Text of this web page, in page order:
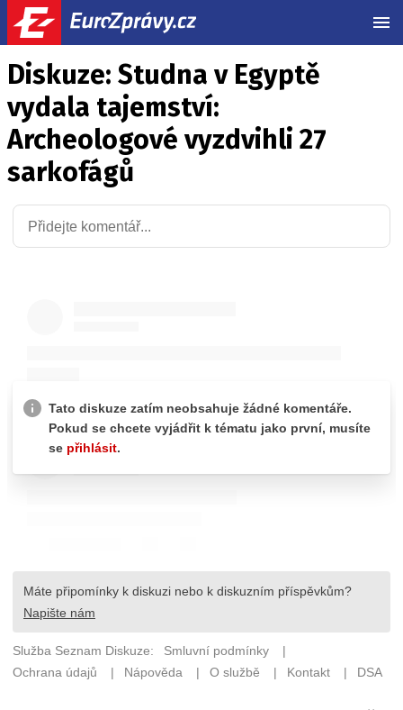
Diskuze: Studna v Egyptě
vydala tajemství:
Archeologové vyzdvihli 27
sarkofágů